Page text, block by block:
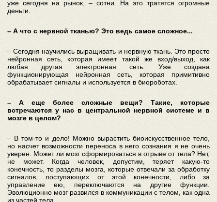
уже сегодня на рынок, – сотни. На это тратятся огромные
деньги.
– А что с нервной тканью? Это ведь самое сложное...
– Сегодня научились выращивать и нервную ткань. Это просто
нейронная сеть, которая имеет такой же вход/выход, как
любая другая электронная сеть. Уже создана
функционирующая нейронная сеть, которая примитивно
обрабатывает сигналы и используется в биороботах.
– А еще более сложные вещи? Такие, которые
встречаются у нас в центральной нервной системе и в
мозге в целом?
– В том-то и дело! Можно вырастить биоискусственное тело,
но насчет возможности переноса в него сознания я не очень
уверен. Может ли мозг сформироваться в отрыве от тела? Нет,
не может. Когда человек, допустим, теряет какую-то
конечность, то разделы мозга, которые отвечали за обработку
сигналов, поступающих от этой конечности, либо за
управление ею, переключаются на другие функции.
Эволюционно мозг развился в коммуникации с телом, как одна
из частей тела.